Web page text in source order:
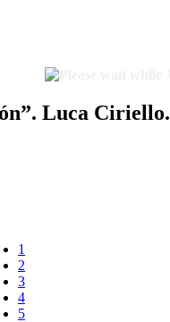
Luca Ciriello.
1
2
3
4
5